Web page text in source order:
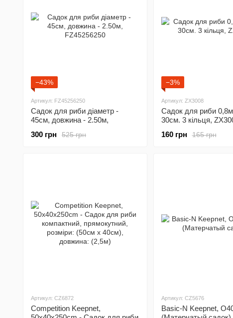
−43%
Артикул: FZ45256250
Садок для риби дiаметр -
45см, довжина - 2.50м,
525 грн
300 грн
−3%
Артикул: ZX3008
Садок для риби
30см. 3 кiльця,
165 грн
160 грн
Артикул: CZ6872
Competition Keepnet,
Артикул: CZ5676
Basic-N Keepnet,